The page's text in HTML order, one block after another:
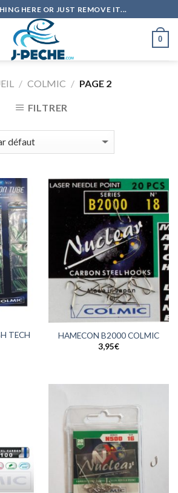
HERE OR JUST REMOVE IT...
0
/ COLMIC / PAGE 2
FILTRER
TECH
HAMECON B2000 COLMIC
3,95€